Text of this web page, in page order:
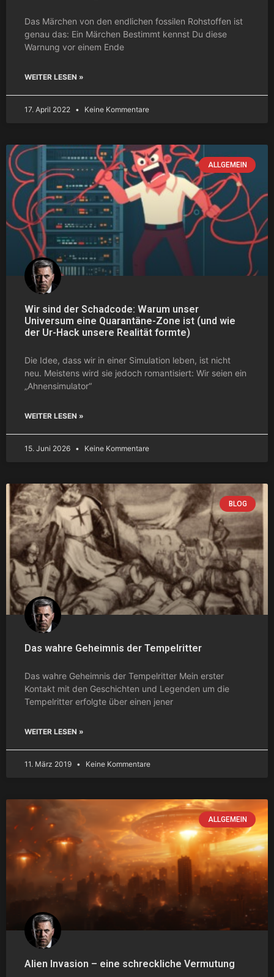
Das Märchen von den endlichen fossilen Rohstoffen ist
genau das: Ein Märchen Bestimmt kennst Du diese
Warnung vor einem Ende
WEITER LESEN »
17. April 2022 Keine Kommentare
ALLGEMEIN
Wir sind der Schadcode: Warum unser
Universum eine Quarantäne-Zone ist (und wie
der Ur-Hack unsere Realität formte)
Die Idee, dass wir in einer Simulation leben, ist nicht
neu. Meistens wird sie jedoch romantisiert: Wir seien ein
„Ahnensimulator“
WEITER LESEN »
15. Juni 2026 Keine Kommentare
BLOG
Das wahre Geheimnis der Tempelritter
Das wahre Geheimnis der Tempelritter Mein erster
Kontakt mit den Geschichten und Legenden um die
Tempelritter erfolgte über einen jener
WEITER LESEN »
11. März 2019 Keine Kommentare
ALLGEMEIN
Alien Invasion – eine schreckliche Vermutung